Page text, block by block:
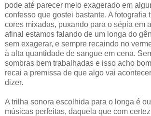
pode até parecer meio exagerado em
confesso que gostei bastante. A fotografia
cores mixadas, puxando para o sépia em
afinal estamos falando de um longa do
sem exagerar, e sempre recaindo no
à alta quantidade de sangue em cena.
sombras bem trabalhadas e isso acho
recai a premissa de que algo vai
dizer.
A trilha sonora escolhida para o longa é
músicas perfeitas, daquela que com